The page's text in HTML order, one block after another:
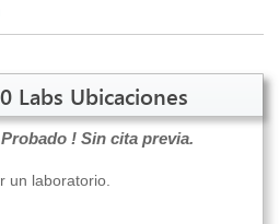
Labs Ubicaciones
! Sin cita previa.
un laboratorio.